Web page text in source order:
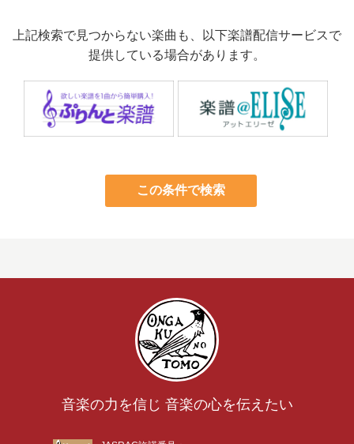
上記検索で見つからない楽曲も、以下楽譜配信サービスで
提供している場合があります。
この条件で検索
音楽の力を信じ 音楽の心を伝えたい